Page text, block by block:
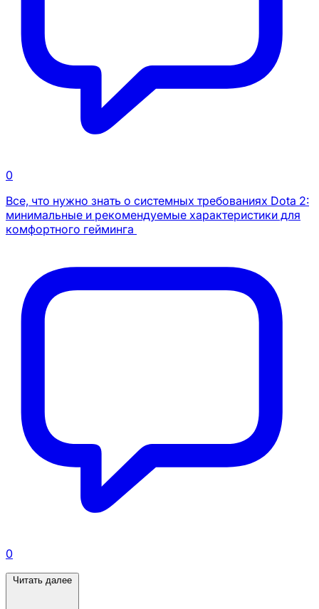
0
Все, что нужно знать о системных требованиях Dota 2:
минимальные и рекомендуемые характеристики для
комфортного гейминга
0
Читать далее